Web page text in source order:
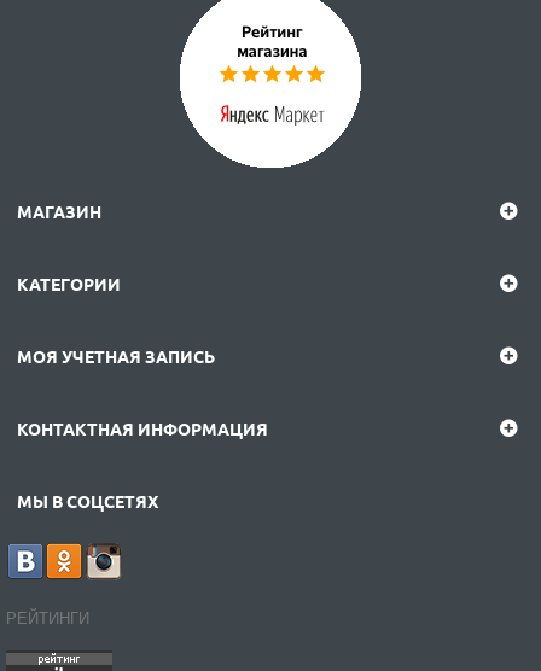
МАГАЗИН
КАТЕГОРИИ
МОЯ УЧЕТНАЯ ЗАПИСЬ
КОНТАКТНАЯ ИНФОРМАЦИЯ
МЫ В СОЦСЕТЯХ
РЕЙТИНГИ